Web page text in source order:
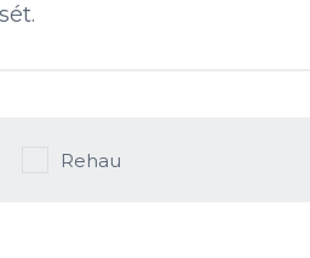
Rehau